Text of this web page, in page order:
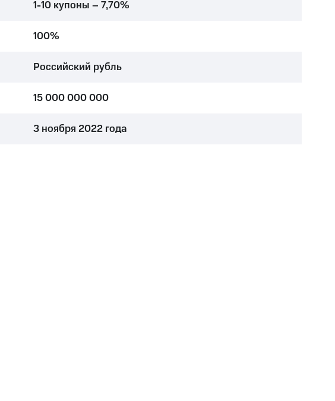
1-10 купоны – 7,70%
100%
Российский рубль
15 000 000 000
3 ноября 2022 года